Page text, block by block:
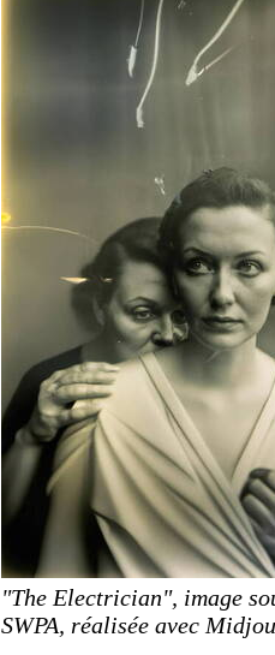
"The Electrician", image
SWPA, réalisée avec